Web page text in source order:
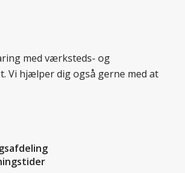
med værksteds- og
Vi hjælper dig også gerne med at